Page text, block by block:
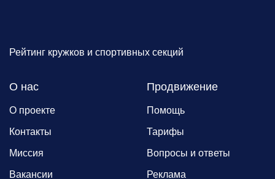
Рейтинг кружков и спортивных секций
О нас
О проекте
Контакты
Миссия
Вакансии
Продвижение
Помощь
Тарифы
Вопросы и ответы
Реклама